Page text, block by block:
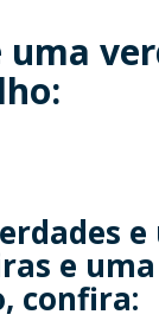
e
confira: